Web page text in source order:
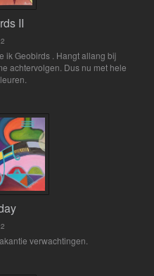
II
ik Geobirds . Hangt allang bij
achtervolgen. Dus nu met hele
verwachtingen.